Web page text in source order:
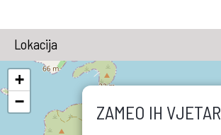
Lokacija
ZAMEO IH VJETAR
+
−